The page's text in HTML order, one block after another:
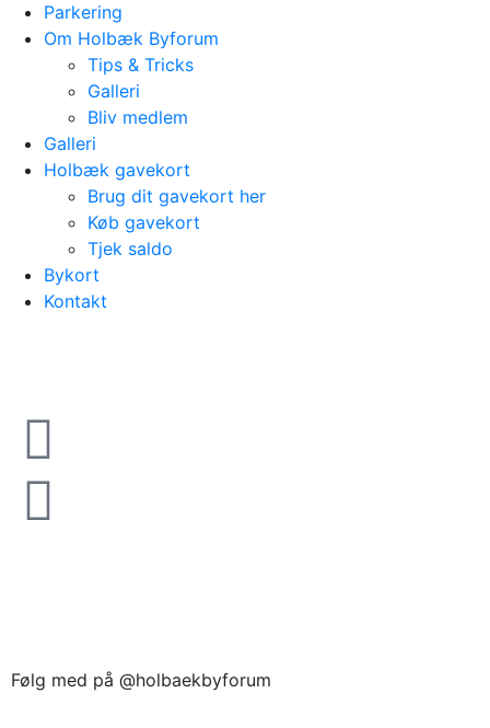
Parkering
Om Holbæk Byforum
Tips & Tricks
Galleri
Bliv medlem
Galleri
Holbæk gavekort
Brug dit gavekort her
Køb gavekort
Tjek saldo
Bykort
Kontakt
Følg med på @holbaekbyforum